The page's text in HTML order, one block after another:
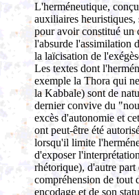
L'herméneutique,
auxiliaires
pour avoir constitué un
l'absurde l'assimilation
la laïcisation de
Les textes dont
exemple la Thora qui
la Kabbale) sont de
dernier convive du
excès d'autonomie et
ont peut-être été
lorsqu'il limite
d'exposer
rhétorique), d'autre part
compréhension de tout
encodage et de son